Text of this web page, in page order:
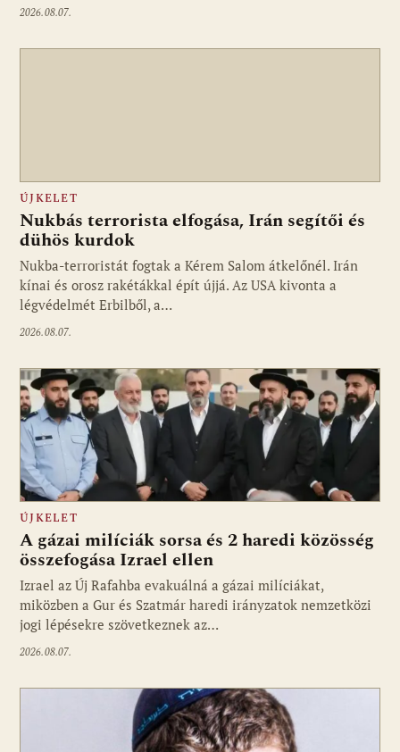
2026.08.07.
ÚJKELET
Nukbás terrorista elfogása, Irán segítői és
dühös kurdok
Nukba-terroristát fogtak a Kérem Salom átkelőnél. Irán
kínai és orosz rakétákkal épít újjá. Az USA kivonta a
légvédelmét Erbilből, a…
2026.08.07.
ÚJKELET
A gázai milíciák sorsa és 2 haredi közösség
összefogása Izrael ellen
Izrael az Új Rafahba evakuálná a gázai milíciákat,
miközben a Gur és Szatmár haredi irányzatok nemzetközi
jogi lépésekre szövetkeznek az…
2026.08.07.